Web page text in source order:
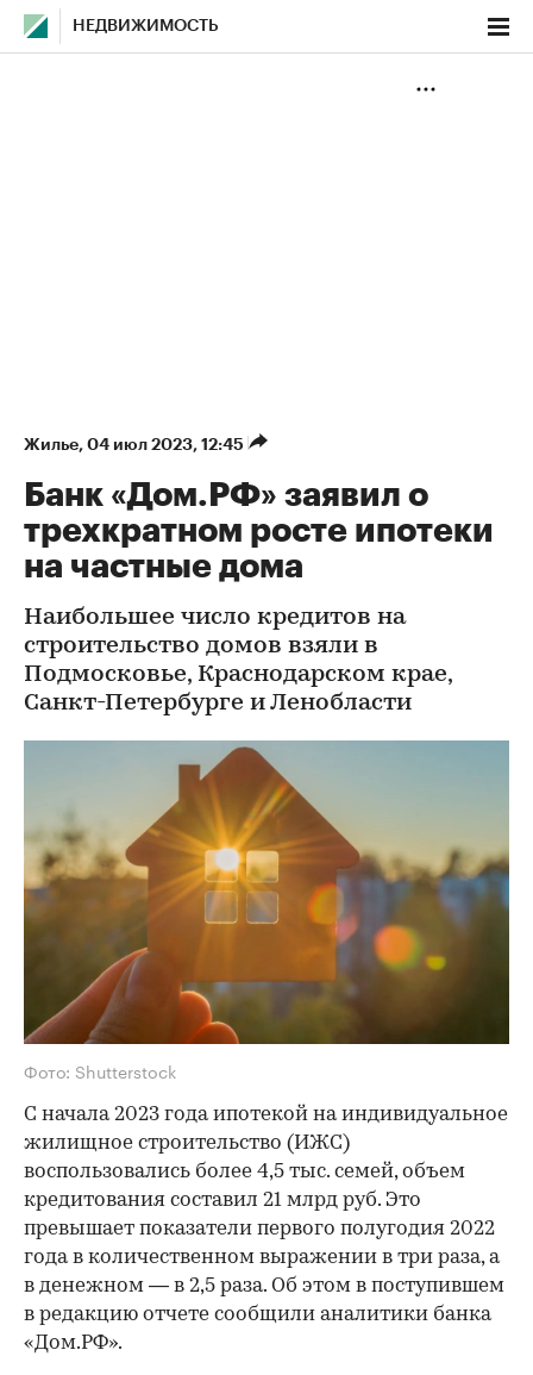
НЕДВИЖИМОСТЬ
Жилье⁠, 04 июл 2023, 12:45
Банк «Дом.РФ» заявил о
трехкратном росте ипотеки
на частные дома
Наибольшее число кредитов на
строительство домов взяли в
Подмосковье, Краснодарском крае,
Санкт-Петербурге и Ленобласти
Фото: Shutterstock
С начала 2023 года ипотекой на индивидуальное
жилищное строительство (ИЖС)
воспользовались более 4,5 тыс. семей, объем
кредитования составил 21 млрд руб. Это
превышает показатели первого полугодия 2022
года в количественном выражении в три раза, а
в денежном — в 2,5 раза. Об этом в поступившем
в редакцию отчете сообщили аналитики банка
«Дом.РФ».